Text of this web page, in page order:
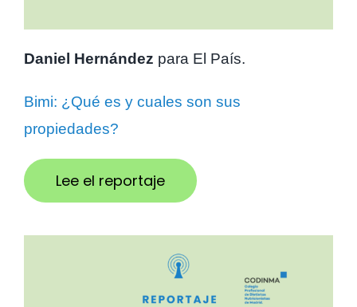
Daniel Hernández para El País.
Bimi: ¿Qué es y cuales son sus
propiedades?
Lee el reportaje